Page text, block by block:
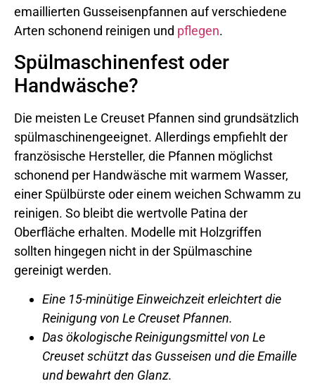
emaillierten Gusseisenpfannen auf verschiedene
Arten schonend reinigen und pflegen.
Spülmaschinenfest oder
Handwäsche?
Die meisten Le Creuset Pfannen sind grundsätzlich
spülmaschinengeeignet. Allerdings empfiehlt der
französische Hersteller, die Pfannen möglichst
schonend per Handwäsche mit warmem Wasser,
einer Spülbürste oder einem weichen Schwamm zu
reinigen. So bleibt die wertvolle Patina der
Oberfläche erhalten. Modelle mit Holzgriffen
sollten hingegen nicht in der Spülmaschine
gereinigt werden.
Eine 15-minütige Einweichzeit erleichtert die
Reinigung von Le Creuset Pfannen.
Das ökologische Reinigungsmittel von Le
Creuset schützt das Gusseisen und die Emaille
und bewahrt den Glanz.